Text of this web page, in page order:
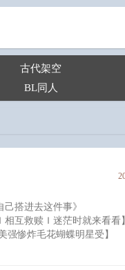
古代架空
BL同人
己搭进去这件事》
相互救赎Ｉ迷茫时就来看看】
强惨炸毛花蝴蝶明星受】